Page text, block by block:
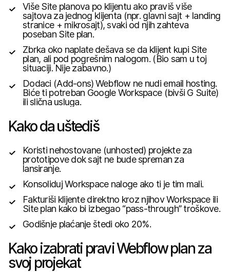
Više Site planova po klijentu ako praviš više
sajtova za jednog klijenta (npr. glavni sajt + landing
stranice + mikrosajt), svaki od njih zahteva
poseban Site plan.
Zbrka oko naplate dešava se da klijent kupi Site
plan, ali pod pogrešnim nalogom. (Bio sam u toj
situaciji. Nije zabavno.)
Dodaci (Add-ons)Webflow ne nudi email hosting.
Biće ti potreban Google Workspace (bivši G Suite)
ili slična usluga.
Kako da uštediš
Koristi nehostovane (unhosted) projekte za
prototipove dok sajt ne bude spreman za
lansiranje.
Konsoliduj Workspace naloge ako ti je tim mali.
Fakturiši klijente direktno kroz njihov Workspace ili
Site plan kako bi izbegao “pass-through” troškove.
Godišnje plaćanje štedi oko 20%.
Kako izabrati pravi Webflow plan za
svoj projekat